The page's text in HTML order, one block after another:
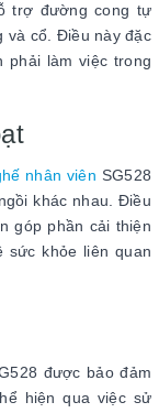
trợ đường cong tự
và cổ. Điều này đặc
phải làm việc trong
nhân viên SG528
khác nhau. Điều
góp phần cải thiện
khỏe liên quan
được bảo đảm
hiện qua việc sử